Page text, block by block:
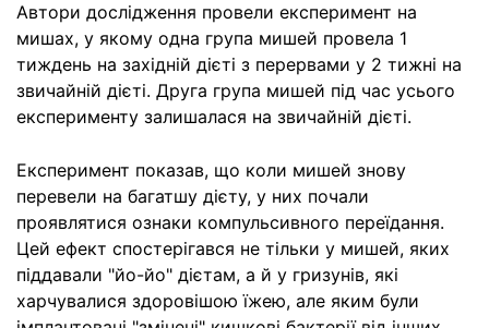
Автори дослідження провели експеримент на
мишах, у якому одна група мишей провела 1
тиждень на західній дієті з перервами у 2 тижні на
звичайній дієті. Друга група мишей під час усього
експерименту залишалася на звичайній дієті.
Експеримент показав, що коли мишей знову
перевели на багатшу дієту, у них почали
проявлятися ознаки компульсивного переїдання.
Цей ефект спостерігався не тільки у мишей, яких
піддавали "йо-йо" дієтам, а й у гризунів, які
харчувалися здоровішою їжею, але яким були